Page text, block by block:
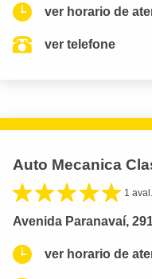
ver horario de
ver telefone
Auto Mecanica
1 aval.
Avenida Paranavaí,
ver horario de